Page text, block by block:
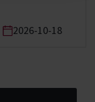
2026-10-18